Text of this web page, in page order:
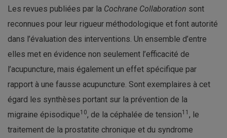
Les revues publiées par la Cochrane Collaboration sont
reconnues pour leur rigueur méthodologique et font autorité
dans l’évaluation des interventions. Un ensemble d’entre
elles met en évidence non seulement l’efficacité de
l’acupuncture, mais également un effet spécifique par
rapport à une fausse acupuncture. Sont exemplaires à cet
égard les synthèses portant sur la prévention de la
migraine épisodique10, de la céphalée de tension11 , le
traitement de la prostatite chronique et du syndrome